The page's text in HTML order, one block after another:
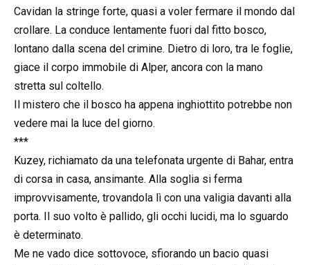
Cavidan la stringe forte, quasi a voler fermare il mondo dal
crollare. La conduce lentamente fuori dal fitto bosco,
lontano dalla scena del crimine. Dietro di loro, tra le foglie,
giace il corpo immobile di Alper, ancora con la mano
stretta sul coltello.
Il mistero che il bosco ha appena inghiottito potrebbe non
vedere mai la luce del giorno.
***
Kuzey, richiamato da una telefonata urgente di Bahar, entra
di corsa in casa, ansimante. Alla soglia si ferma
improvvisamente, trovandola lì con una valigia davanti alla
porta. Il suo volto è pallido, gli occhi lucidi, ma lo sguardo
è determinato.
Me ne vado dice sottovoce, sfiorando un bacio quasi